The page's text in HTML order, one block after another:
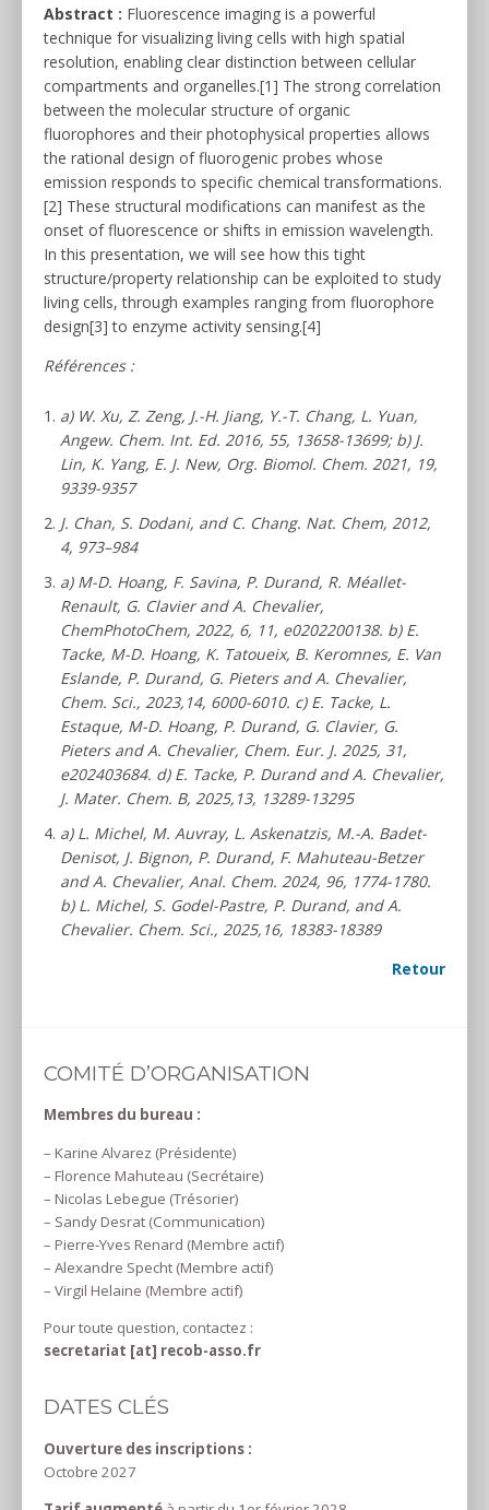
Abstract : Fluorescence imaging is a powerful
technique for visualizing living cells with high spatial
resolution, enabling clear distinction between cellular
compartments and organelles.[1] The strong correlation
between the molecular structure of organic
fluorophores and their photophysical properties allows
the rational design of fluorogenic probes whose
emission responds to specific chemical transformations.
[2] These structural modifications can manifest as the
onset of fluorescence or shifts in emission wavelength.
In this presentation, we will see how this tight
structure/property relationship can be exploited to study
living cells, through examples ranging from fluorophore
design[3] to enzyme activity sensing.[4]
Références :
a) W. Xu, Z. Zeng, J.-H. Jiang, Y.-T. Chang, L. Yuan,
Angew. Chem. Int. Ed. 2016, 55, 13658-13699; b) J.
Lin, K. Yang, E. J. New, Org. Biomol. Chem. 2021, 19,
9339-9357
J. Chan, S. Dodani, and C. Chang. Nat. Chem, 2012,
4, 973–984
a) M-D. Hoang, F. Savina, P. Durand, R. Méallet-
Renault, G. Clavier and A. Chevalier,
ChemPhotoChem, 2022, 6, 11, e0202200138. b) E.
Tacke, M-D. Hoang, K. Tatoueix, B. Keromnes, E. Van
Eslande, P. Durand, G. Pieters and A. Chevalier,
Chem. Sci., 2023,14, 6000-6010. c) E. Tacke, L.
Estaque, M-D. Hoang, P. Durand, G. Clavier, G.
Pieters and A. Chevalier, Chem. Eur. J. 2025, 31,
e202403684. d) E. Tacke, P. Durand and A. Chevalier,
J. Mater. Chem. B, 2025,13, 13289-13295
a) L. Michel, M. Auvray, L. Askenatzis, M.-A. Badet-
Denisot, J. Bignon, P. Durand, F. Mahuteau-Betzer
and A. Chevalier, Anal. Chem. 2024, 96, 1774-1780.
b) L. Michel, S. Godel-Pastre, P. Durand, and A.
Chevalier. Chem. Sci., 2025,16, 18383-18389
Retour
COMITÉ D’ORGANISATION
Membres du bureau :
– Karine Alvarez (Présidente)
– Florence Mahuteau (Secrétaire)
– Nicolas Lebegue (Trésorier)
– Sandy Desrat (Communication)
– Pierre-Yves Renard (Membre actif)
– Alexandre Specht (Membre actif)
– Virgil Helaine (Membre actif)
Pour toute question, contactez :
secretariat [at] recob-asso.fr
DATES CLÉS
Ouverture des inscriptions :
Octobre 2027